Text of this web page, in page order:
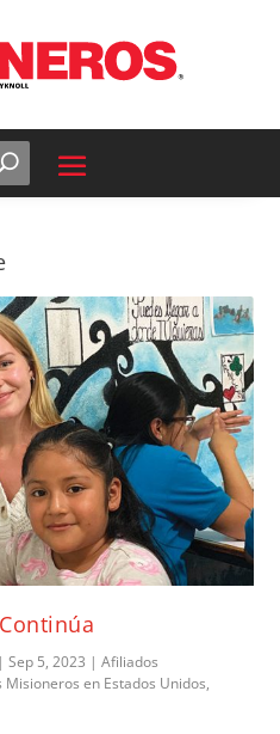
|Sep 5, 2023 |Afiliados
Misioneros en Estados Unidos,